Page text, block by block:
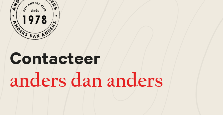
Contacteer
anders dan anders